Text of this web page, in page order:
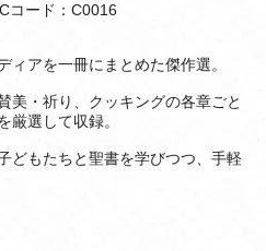
ード：C0016
ィアを一冊にまとめた傑作選。
美・祈り、クッキングの各章ごと
厳選して収録。
どもたちと聖書を学びつつ、手軽